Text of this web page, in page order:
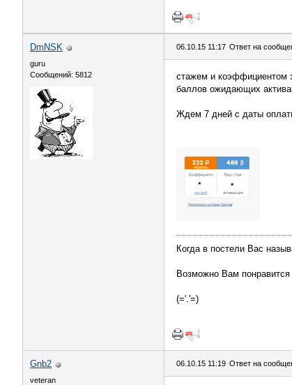
DmNSK
guru
Сообщений: 5812
06.10.15 11:17 Ответ на
стажем и коэффициентом
баллов ожидающих
Ждем 7 дней с даты
Когда в постели Вас
Возможно Вам понравится
(='.'=)
Gnb2
veteran
06.10.15 11:19 Ответ на